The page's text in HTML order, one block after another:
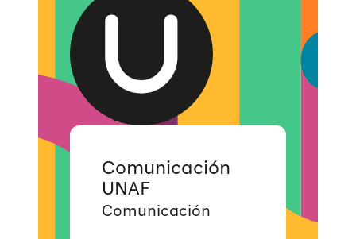
Infancia y adolescencia
Educación Sexual
Violencias de género
Formación
Investigación
Incidencia
Trabajo en red
Sala de prensa
Materiales y publicaciones
Campañas
Eventos
Haz tu donación
Únete a nuestra red
Si eres empresa
Hazte voluntaria/o
Comunicación
UNAF
Comunicación